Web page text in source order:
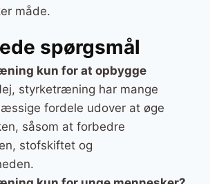
måde.
spørgsmål
kun for at opbygge
styrketræning har mange
fordele udover at øge
såsom at forbedre
stofskiftet og